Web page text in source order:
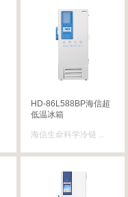
HD-86L588BP海信超
低温冰箱
海信生命科学冷链 ...